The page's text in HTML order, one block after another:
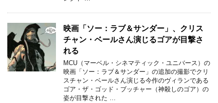
映画「ソー：ラブ＆サンダー」、クリス
チャン・ベールさん演じるゴアが目撃さ
れる
MCU（マーベル・シネマティック・ユニバース）の
映画「ソー：ラブ＆サンダー」の追加の撮影でクリ
スチャン・ベールさん演じる今作のヴィランである
ゴア・ザ・ゴッド・ブッチャー（神殺しのゴア）の
姿が目撃された …